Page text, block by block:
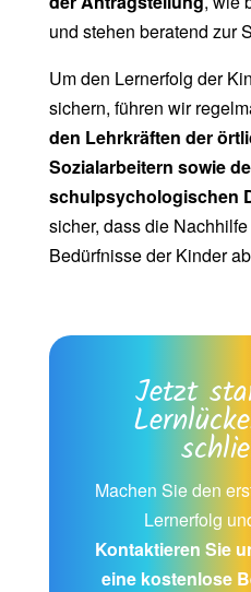
und stehen beratend zur
Um den Lernerfolg der
sichern, führen wir
den Lehrkräften der
Sozialarbeitern sowie
schulpsychologischen
sicher, dass die
Bedürfnisse der Kinder
Jetzt
Machen Sie den
Lernerfolg
Kontaktieren Sie
eine kostenlose